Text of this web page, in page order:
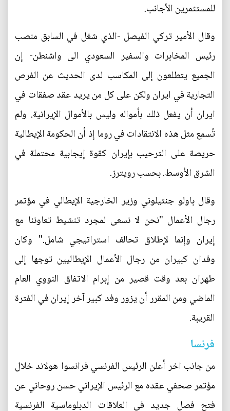
للمستثمرين الأجانب.
وقال الأمير تركي الفيصل -الذي شغل في السابق منصب
رئيس المخابرات والسفير السعودي الى واشنطن- إن
الجميع يتطلعون إلى المكاسب لدى الحديث عن الفرص
التجارية في ايران ولكن على كل من يريد عقد صفقات في
ايران أن يفعل ذلك بأمواله وليس بالأموال الإيرانية. ولم
تُسمع مثل هذه الانتقادات في روما إذ أن الحكومة الإيطالية
حريصة على الترحيب بإيران كقوة إيجابية محتملة في
الشرق الأوسط. بحسب رويترز.
وقال باولو جنتيلوني وزير الخارجية الإيطالي في مؤتمر
رجال الأعمال "نحن لا نسعى لمجرد تنشيط تعاوننا مع
إيران وإنما لإطلاق تحالف استراتيجي شامل." وكان
وفدان كبيران من رجال الأعمال الإيطاليين توجها إلى
طهران بعد وقت قصير من إبرام الاتفاق النووي العام
الماضي ومن المقرر أن يزور وفد كبير آخر إيران في الفترة
القريبة.
فرنسا
من جانب اخر أعلن الرئيس الفرنسي فرانسوا هولاند خلال
مؤتمر صحفي عقده مع الرئيس الإيراني حسن روحاني عن
فتح فصل جديد في العلاقات الدبلوماسية الفرنسية